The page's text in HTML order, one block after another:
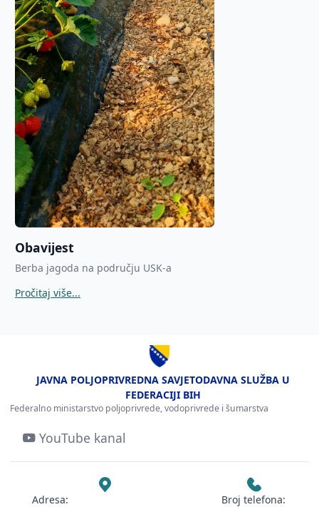
Obavijest
Berba jagoda na području USK-a
Pročitaj više...
JAVNA POLJOPRIVREDNA SAVJETODAVNA SLUŽBA U
FEDERACIJI BIH
Federalno ministarstvo poljoprivrede, vodoprivrede i šumarstva
YouTube kanal
Adresa: Broj telefona: